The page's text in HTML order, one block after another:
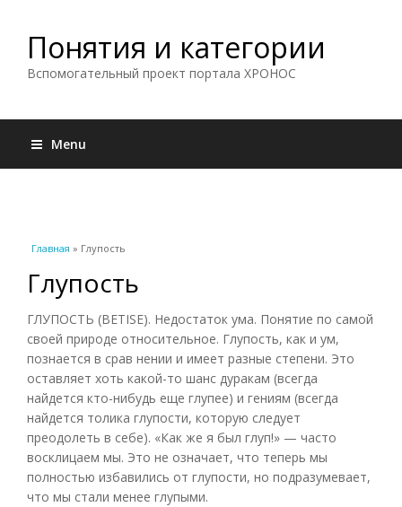
Понятия и категории
Вспомогательный проект портала ХРОНОС
Menu
Вы здесь
Главная » Глупость
Глупость
ГЛУПОСТЬ (BETISE). Недостаток ума. Понятие по самой
своей природе относительное. Глупость, как и ум,
познается в срав нении и имеет разные степени. Это
оставляет хоть какой-то шанс дуракам (всегда
найдется кто-нибудь еще глупее) и гениям (всегда
найдется толика глупости, которую следует
преодолеть в себе). «Как же я был глуп!» — часто
восклицаем мы. Это не означает, что теперь мы
полностью избавились от глупости, но подразумевает,
что мы стали менее глупыми.